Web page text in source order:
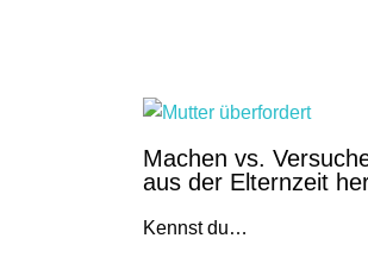
Machen vs.
aus der Elternzeit
Kennst du…